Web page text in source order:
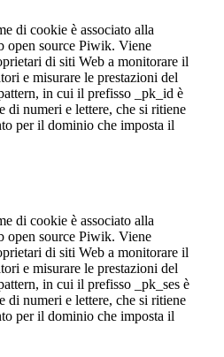
di cookie è associato alla
open source Piwik. Viene
di siti Web a monitorare il
e misurare le prestazioni del
in cui il prefisso _pk_id è
di numeri e lettere, che si ritiene
per il dominio che imposta il
di cookie è associato alla
open source Piwik. Viene
di siti Web a monitorare il
e misurare le prestazioni del
in cui il prefisso _pk_ses è
di numeri e lettere, che si ritiene
per il dominio che imposta il